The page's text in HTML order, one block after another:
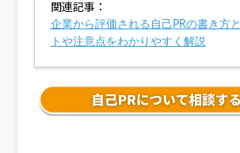
関連記事：
企業から評価される自己PRの書き方
トや注意点をわかりやすく解説